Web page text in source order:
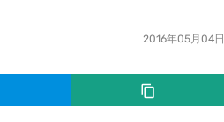
2016年05月04日